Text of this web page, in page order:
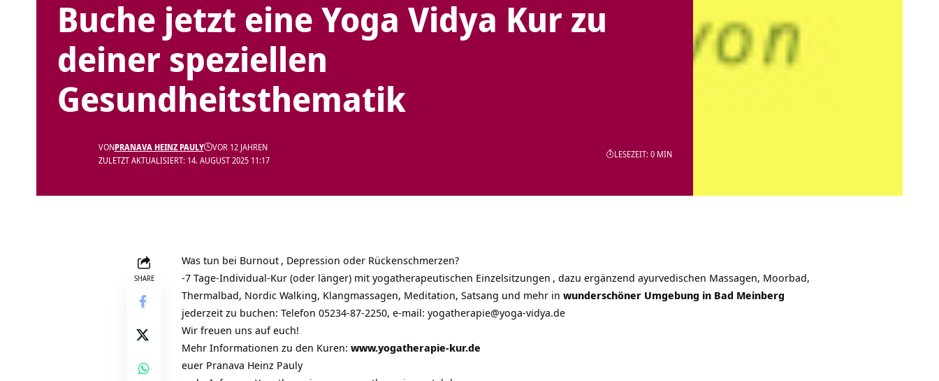
Buche jetzt eine Yoga Vidya Kur zu
deiner speziellen
Gesundheitsthematik
ZULETZT AKTUALISIERT: 14. AUGUST 2025 11:17
VONPRANAVA HEINZ PAULY VOR 12 JAHREN
LESEZEIT: 0 MIN
SHARE
Was tun bei Burnout , Depression oder Rückenschmerzen?
-7 Tage-Individual-Kur (oder länger) mit yogatherapeutischen Einzelsitzungen , dazu ergänzend ayurvedischen Massagen, Moorbad,
Thermalbad, Nordic Walking, Klangmassagen, Meditation, Satsang und mehr in wunderschöner Umgebung in Bad Meinberg
jederzeit zu buchen: Telefon 05234-87-2250, e-mail: yogatherapie@yoga-vidya.de
Wir freuen uns auf euch!
Mehr Informationen zu den Kuren: www.yogatherapie-kur.de
euer Pranava Heinz Pauly